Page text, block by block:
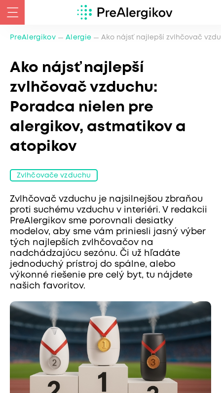
PreAlergikov Alergie Ako nájsť najlepší zvlhčovač
Ako nájsť najlepší
zvlhčovač vzduchu:
Poradca nielen pre
alergikov, astmatikov a
atopikov
Zvlhčovače vzduchu
Zvlhčovač vzduchu je najsilnejšou zbraňou
proti suchému vzduchu v interiéri. V redakcii
PreAlergikov sme porovnali desiatky
modelov, aby sme vám priniesli jasný výber
tých najlepších zvlhčovačov na
nadchádzajúcu sezónu. Či už hľadáte
jednoduchý prístroj do spálne, alebo
výkonné riešenie pre celý byt, tu nájdete
našich favoritov.